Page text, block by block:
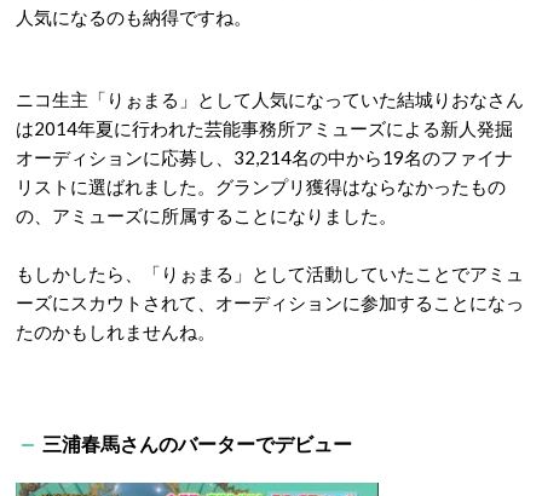
人気になるのも納得ですね。
ニコ生主「りぉまる」として人気になっていた結城りおなさん
は2014年夏に行われた芸能事務所アミューズによる新人発掘
オーディションに応募し、32,214名の中から19名のファイナ
リストに選ばれました。グランプリ獲得はならなかったもの
の、アミューズに所属することになりました。
もしかしたら、「りぉまる」として活動していたことでアミュ
ーズにスカウトされて、オーディションに参加することになっ
たのかもしれませんね。
三浦春馬さんのバーターでデビュー